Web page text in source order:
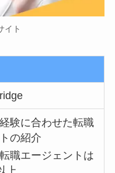
イト
験に合わせた転職
の紹介
職エージェントは